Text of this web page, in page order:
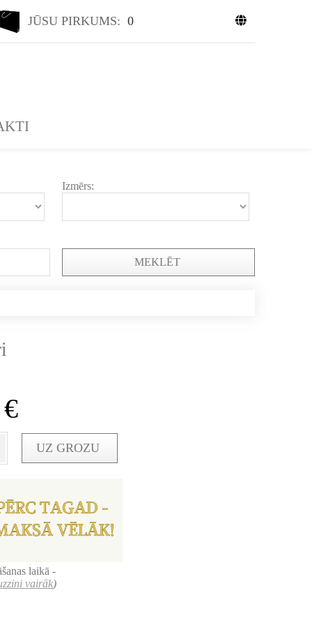
JŪSU PIRKUMS: 0
Izmērs:
MEKLĒT
€
UZ GROZU
laikā -
vairāk)